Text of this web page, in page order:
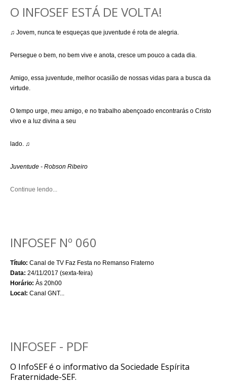
O INFOSEF ESTÁ DE VOLTA!
♫ Jovem, nunca te esqueças que juventude é rota de alegria.
Persegue o bem, no bem vive e anota, cresce um pouco a cada dia.
Amigo, essa juventude, melhor ocasião de nossas vidas para a busca da
virtude.
O tempo urge, meu amigo, e no trabalho abençoado encontrarás o Cristo
vivo e a luz divina a seu
lado. ♫
Juventude - Robson Ribeiro
Continue lendo...
INFOSEF Nº 060
Título: Canal de TV Faz Festa no Remanso Fraterno
Data: 24/11/2017 (sexta-feira)
Horário: Às 20h00
Local: Canal GNT...
INFOSEF - PDF
O InfoSEF é o informativo da Sociedade Espírita
Fraternidade-SEF.